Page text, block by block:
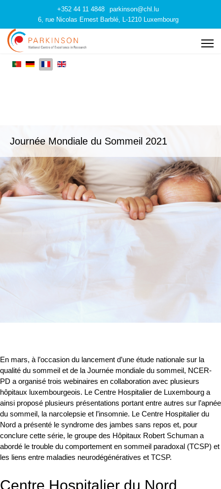
+352 44 11 4848
parkinson@chl.lu
6, rue Nicolas Ernest Barblé, L-1210 Luxembourg
Journée Mondiale du Sommeil 2021
En mars, à l’occasion du lancement d’une étude nationale sur la
qualité du sommeil et de la Journée mondiale du sommeil, NCER-
PD a organisé trois webinaires en collaboration avec plusieurs
hôpitaux luxembourgeois. Le Centre Hospitalier de Luxembourg a
ainsi proposé plusieurs présentations portant entre autres sur l’apnée
du sommeil, la narcolepsie et l’insomnie. Le Centre Hospitalier du
Nord a présenté le syndrome des jambes sans repos et, pour
conclure cette série, le groupe des Hôpitaux Robert Schuman a
abordé le trouble du comportement en sommeil paradoxal (TCSP) et
les liens entre maladies neurodégénératives et TCSP.
Centre Hospitalier du Nord